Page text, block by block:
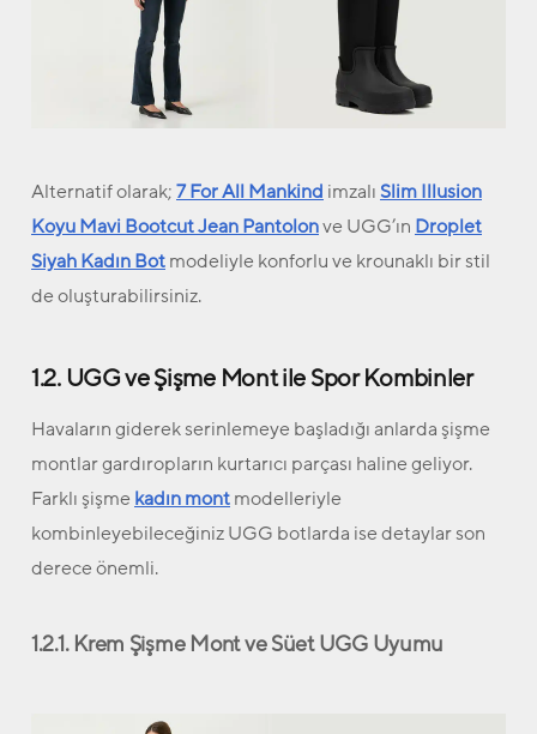
Alternatif olarak;7 For All Mankind imzalıSlim Illusion
Koyu Mavi Bootcut Jean Pantolonve UGG’ın Droplet
Siyah Kadın Botmodeliyle konforlu ve krounaklı bir stil
de oluşturabilirsiniz.
1.2. UGG ve Şişme Mont ile Spor Kombinler
Havaların giderek serinlemeye başladığı anlarda şişme
montlar gardıropların kurtarıcı parçası haline geliyor.
Farklı şişme kadın montmodelleriyle
kombinleyebileceğiniz UGG botlarda ise detaylar son
derece önemli.
1.2.1. Krem Şişme Mont ve Süet UGG Uyumu